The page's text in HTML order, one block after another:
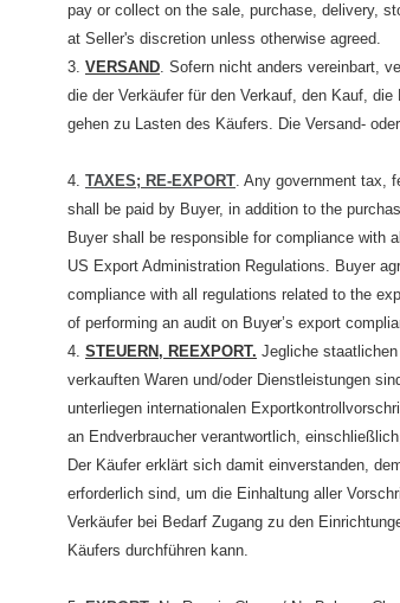
pay or collect on the sale, purchase, delivery,
at Seller's discretion unless otherwise agreed.
3. VERSAND. Sofern nicht anders vereinbart,
die der Verkäufer für den Verkauf, den Kauf,
gehen zu Lasten des Käufers. Die Versand-
4. TAXES; RE-EXPORT. Any government tax,
shall be paid by Buyer, in addition to the
Buyer shall be responsible for compliance with
US Export Administration Regulations. Buyer
compliance with all regulations related to the
of performing an audit on Buyer’s export
4. STEUERN, REEXPORT. Jegliche
verkauften Waren und/oder Dienstleistungen
unterliegen internationalen
an Endverbraucher verantwortlich,
Der Käufer erklärt sich damit einverstanden,
erforderlich sind, um die Einhaltung aller
Verkäufer bei Bedarf Zugang zu den
Käufers durchführen kann.